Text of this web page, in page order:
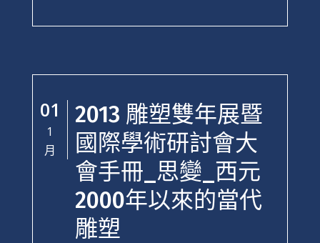
01
1
月
2013 雕塑雙年展暨
國際學術研討會大
會手冊_思變_西元
2000年以來的當代
雕塑